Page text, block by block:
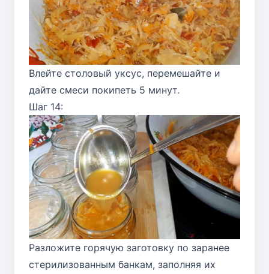
Влейте столовый уксус, перемешайте и
дайте смеси покипеть 5 минут.
Шаг 14:
Разложите горячую заготовку по заранее
стерилизованным банкам, заполняя их